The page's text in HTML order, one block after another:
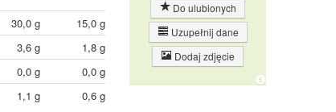
30,0 g 15,0 g
3,6 g
1,8 g
0,0 g
0,0 g
1,1 g 0,6 g
Do ulubionych
Uzupełnij dane
Dodaj zdjęcie